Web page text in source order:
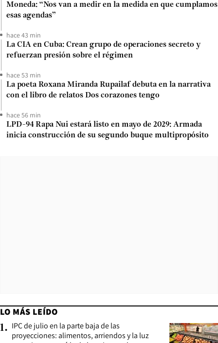
Moneda: “Nos van a medir en la medida en que cumplamos
esas agendas”
hace 43 min
La CIA en Cuba: Crean grupo de operaciones secreto y
refuerzan presión sobre el régimen
hace 53 min
La poeta Roxana Miranda Rupailaf debuta en la narrativa
con el libro de relatos Dos corazones tengo
hace 56 min
LPD-94 Rapa Nui estará listo en mayo de 2029: Armada
inicia construcción de su segundo buque multipropósito
LO MÁS LEÍDO
1. IPC de julio en la parte baja de las
proyecciones: alimentos, arriendos y la luz